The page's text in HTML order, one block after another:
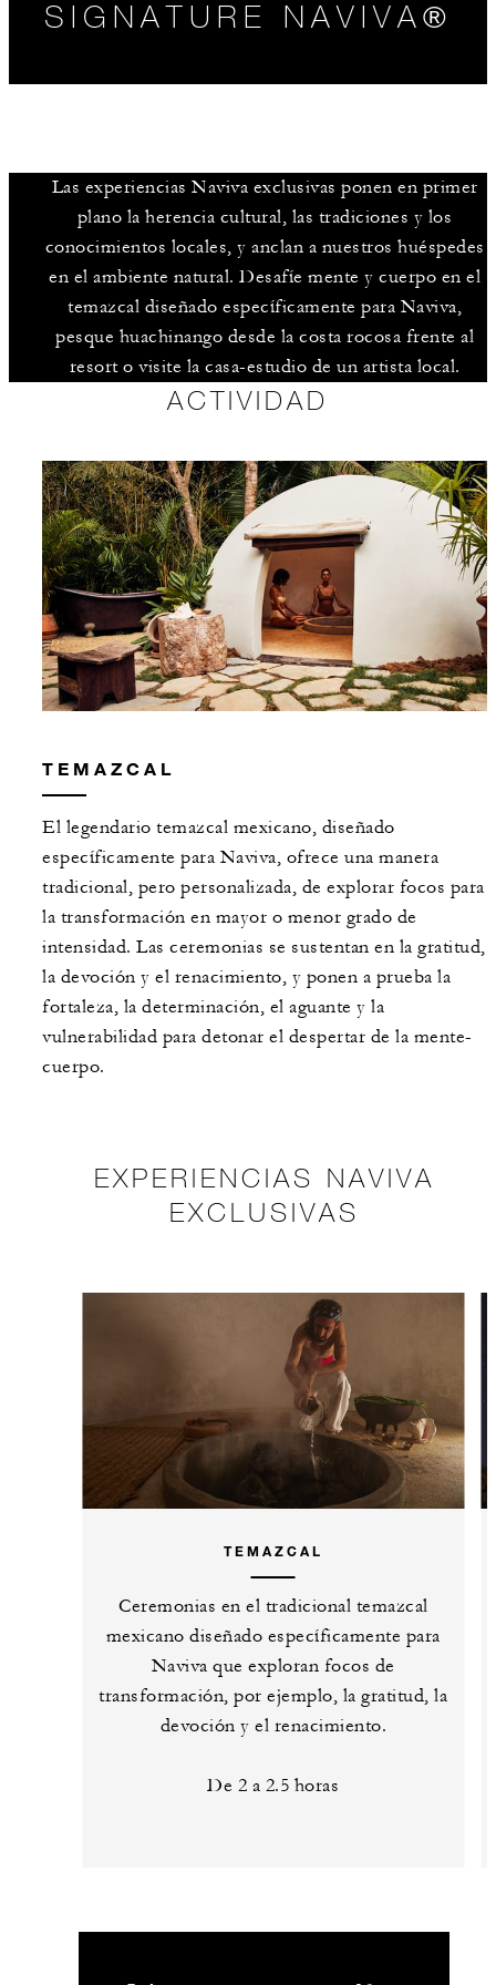
SIGNATURE NAVIVA®
COMUNÍQUESE CON NOSOTROS
Las experiencias Naviva exclusivas ponen en primer
plano la herencia cultural, las tradiciones y los
conocimientos locales, y anclan a nuestros huéspedes
en el ambiente natural. Desafíe mente y cuerpo en el
temazcal diseñado específicamente para Naviva,
pesque huachinango desde la costa rocosa frente al
resort o visite la casa-estudio de un artista local.
ACTIVIDAD
TEMAZCAL
El legendario temazcal mexicano, diseñado
específicamente para Naviva, ofrece una manera
tradicional, pero personalizada, de explorar focos para
la transformación en mayor o menor grado de
intensidad. Las ceremonias se sustentan en la gratitud,
la devoción y el renacimiento, y ponen a prueba la
fortaleza, la determinación, el aguante y la
vulnerabilidad para detonar el despertar de la mente-
cuerpo.
EXPERIENCIAS NAVIVA
EXCLUSIVAS
TEMAZCAL
Ceremonias en el tradicional temazcal
mexicano diseñado específicamente para
Naviva que exploran focos de
transformación, por ejemplo, la gratitud, la
devoción y el renacimiento.
De 2 a 2.5 horas